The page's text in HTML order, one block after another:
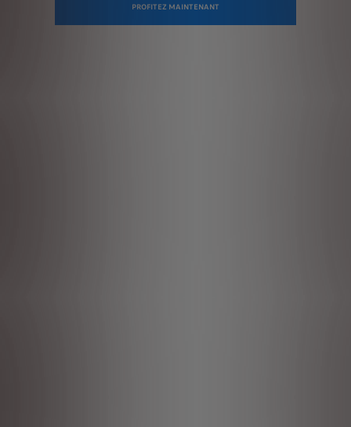
PROFITEZ MAINTENANT